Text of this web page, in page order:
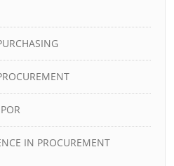
IN PROCUREMENT